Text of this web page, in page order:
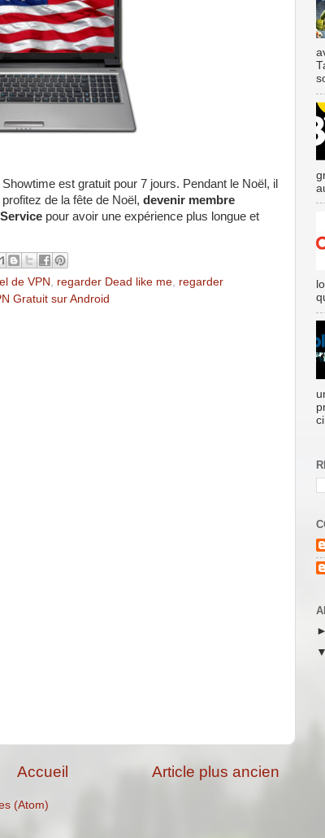
est gratuit pour 7 jours. Pendant le Noël, il
de la fête de Noël, devenir membre
pour avoir une expérience plus longue et
de VPN regarder Dead like me regarder
Gratuit sur Android
Article plus ancien
Accueil
(Atom)